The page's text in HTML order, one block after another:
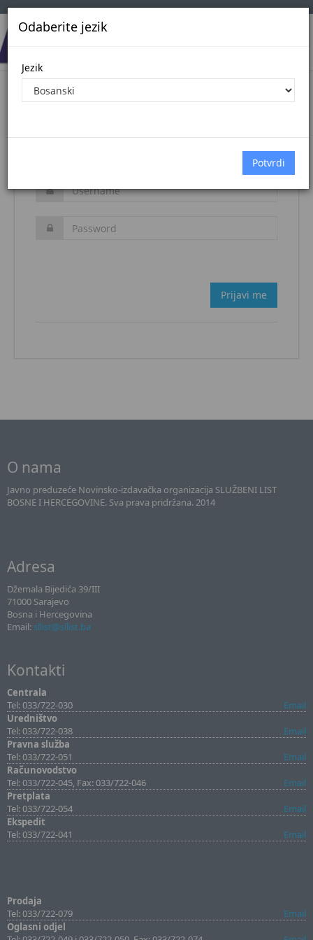
Odaberite jezik
Jezik
Login
Prijavi me
O nama
Javno preduzeće Novinsko-izdavačka organizacija SLUŽBENI LIST
BOSNE I HERCEGOVINE. Sva prava pridržana. 2014
Adresa
Džemala Bijedića 39/III
71000 Sarajevo
Bosna i Hercegovina
Email: sllist@sllist.ba
Kontakti
Centrala
Tel: 033/722-030
Email
Uredništvo
Tel: 033/722-038
Email
Pravna služba
Tel: 033/722-051
Email
Računovodstvo
Tel: 033/722-045, Fax: 033/722-046
Email
Pretplata
Tel: 033/722-054
Email
Ekspedit
Tel: 033/722-041
Email
Prodaja
Tel: 033/722-079
Email
Oglasni odjel